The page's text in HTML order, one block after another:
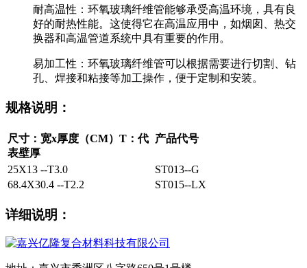
耐高温性：环氧玻璃纤维管能够承受高温环境，具有良
好的耐热性能。这使得它在高温应用中，如烟囱、热交
换器和高温管道系统中具有重要的作用。
易加工性：环氧玻璃纤维管可以根据需要进行切割、钻
孔、焊接和粘接等加工操作，便于定制和安装。
规格说明：
尺寸：宽x厚度（CM）T：代
表壁厚
产品代号
25X13 --T3.0
ST013--G
68.4X30.4 --T2.2
ST015--LX
详细说明：